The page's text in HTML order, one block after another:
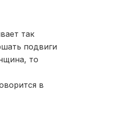
так
подвиги
то
в